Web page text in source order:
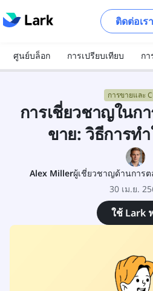
ติดต่อเรา
ศูนย์บล็อก การเปรียบเทียบ ก
การขายและ
การเชี่ยวชาญในก
ขาย: วิธีการท
Alex Millerผู้เชี่ยวชาญด้านการ
30 เม.ย.
ใช้ Lark
การพยากรณ์ยอดขายคืออะไร?